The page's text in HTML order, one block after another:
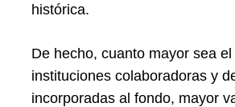
histórica.
De hecho, cuanto mayor sea
instituciones colaboradoras y
incorporadas al fondo, mayor
for: